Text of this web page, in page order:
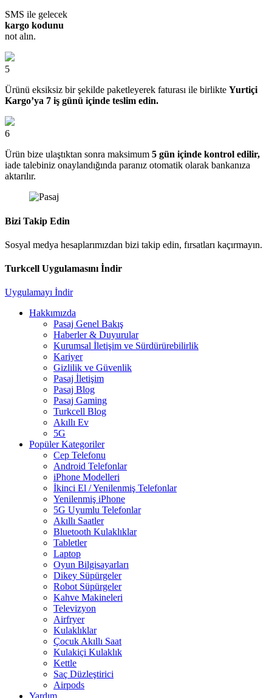
SMS ile gelecek
kargo kodunu
not alın.
5
Ürünü eksiksiz bir şekilde paketleyerek faturası ile birlikte Yurtiçi
Kargo’ya 7 iş günü içinde teslim edin.
6
Ürün bize ulaştıktan sonra maksimum 5 gün içinde kontrol edilir,
iade talebiniz onaylandığında paranız otomatik olarak bankanıza
aktarılır.
Bizi Takip Edin
Sosyal medya hesaplarımızdan bizi takip edin, fırsatları kaçırmayın.
Turkcell Uygulamasını İndir
Uygulamayı İndir
Hakkımızda
Pasaj Genel Bakış
Haberler & Duyurular
Kurumsal İletişim ve Sürdürürebilirlik
Kariyer
Gizlilik ve Güvenlik
Pasaj İletişim
Pasaj Blog
Pasaj Gaming
Turkcell Blog
Akıllı Ev
5G
Popüler Kategoriler
Cep Telefonu
Android Telefonlar
iPhone Modelleri
İkinci El / Yenilenmiş Telefonlar
Yenilenmiş iPhone
5G Uyumlu Telefonlar
Akıllı Saatler
Bluetooth Kulaklıklar
Tabletler
Laptop
Oyun Bilgisayarları
Dikey Süpürgeler
Robot Süpürgeler
Kahve Makineleri
Televizyon
Airfryer
Kulaklıklar
Çocuk Akıllı Saat
Kulakiçi Kulaklık
Kettle
Saç Düzleştirici
Airpods